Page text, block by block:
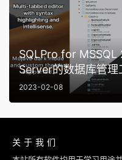
SQLPro for
Server的数据库管理
2023-02-08
关于我们